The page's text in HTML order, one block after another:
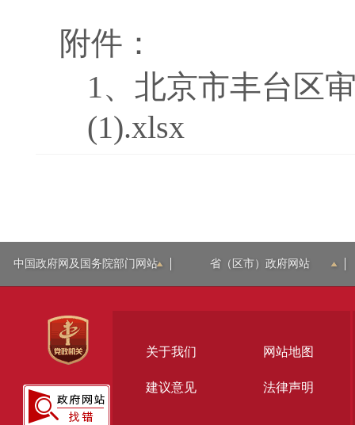
附件：
1、 北京市丰台区
(1).xlsx
中国政府网及国务院部门网站 省（区市）政府网站
关于我们 网站地图
建议意见 法律声明